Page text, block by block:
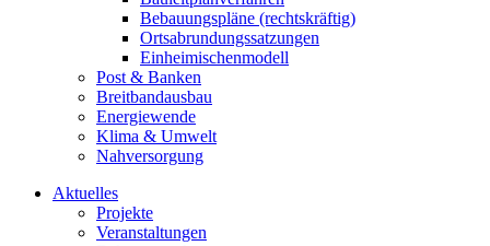
Bebauungspläne (rechtskräftig)
Ortsabrundungssatzungen
Einheimischenmodell
Post & Banken
Breitbandausbau
Energiewende
Klima & Umwelt
Nahversorgung
Aktuelles
Projekte
Veranstaltungen